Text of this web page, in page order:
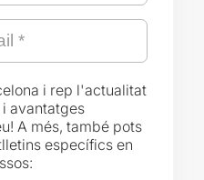
i rep l'actualitat
avantatges
A més, també pots
específics en